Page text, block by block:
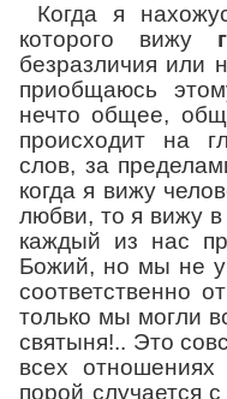
Когда я
которого вижу
безразличия или
приобщаюсь
нечто общее,
происходит на
слов, за
когда я вижу
любви, то я вижу
каждый из нас
Божий, но мы не
соответственно
только мы могли
святыня!.. Это
всех
порой случается